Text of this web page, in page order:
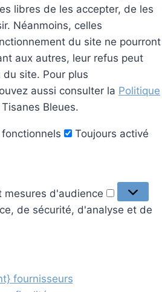
libres de les accepter, de les
Néanmoins, celles
du site ne pourront
aux autres, leur refus peut
site. Pour plus
aussi consulter la Politique
Bleues.
Cookies
fonctionnels
Toujours activé
mesures d'audience
Cookies
de sécurité, d'analyse et de
fournisseurs